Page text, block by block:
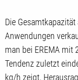
Die
Anwendungen
man bei EREMA mit
Tendenz zuletzt
kg/h zeigt.